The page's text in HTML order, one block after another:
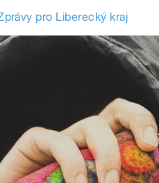
pro Liberecký kraj